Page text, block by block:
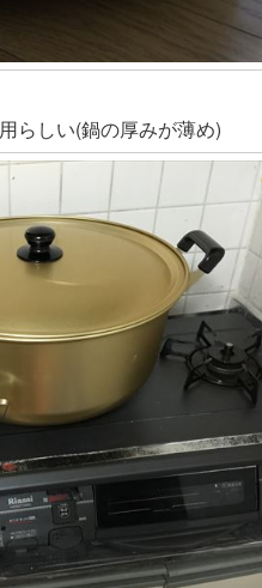
らしい(鍋の厚みが薄め)